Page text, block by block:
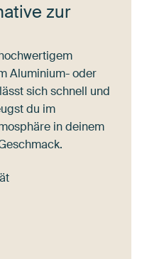
zur
Aluminium- oder
sich schnell und
du im
in deinem